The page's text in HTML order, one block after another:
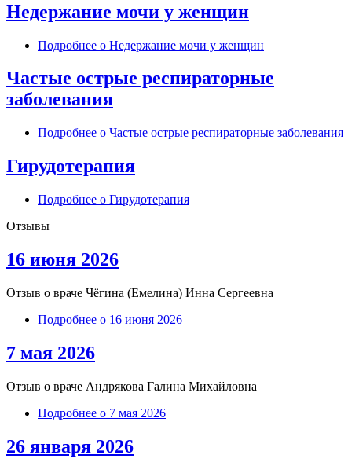
Недержание мочи у женщин
Подробнее о Недержание мочи у женщин
Частые острые респираторные
заболевания
Подробнее о Частые острые респираторные заболевания
Гирудотерапия
Подробнее о Гирудотерапия
Отзывы
16 июня 2026
Отзыв о враче Чёгина (Емелина) Инна Сергеевна
Подробнее о 16 июня 2026
7 мая 2026
Отзыв о враче Андрякова Галина Михайловна
Подробнее о 7 мая 2026
26 января 2026